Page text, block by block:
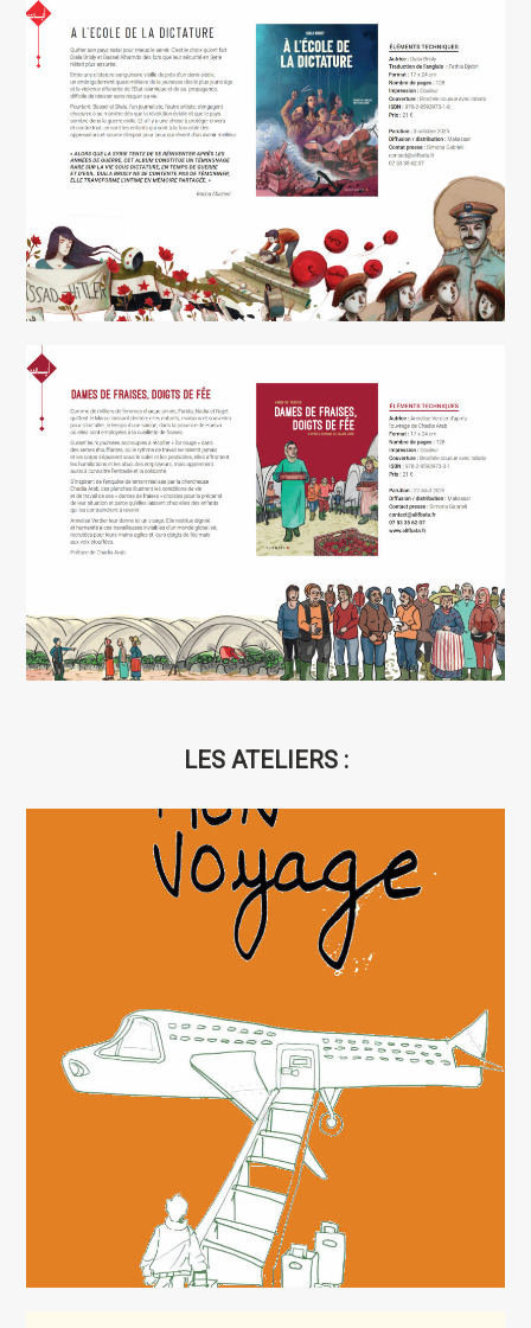
A l’école de la dictature
Dames de fraises, doigts de fée
LES ATELIERS :
ATELIER FANZINE « MON VOYAGE »